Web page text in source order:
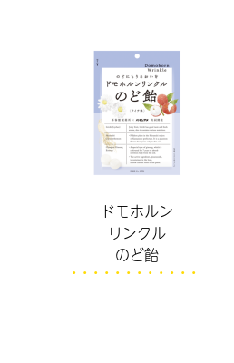
ドモホルン
リンクル
のど飴